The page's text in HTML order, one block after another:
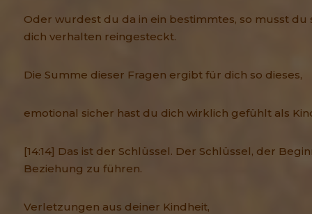
Oder wurdest du da in ein bestimmtes, so musst du
dich verhalten reingesteckt.
Die Summe dieser Fragen ergibt für dich so dieses,
emotional sicher hast du dich wirklich gefühlt als
[14:14] Das ist der Schlüssel. Der Schlüssel, der
Beziehung zu führen.
Verletzungen aus deiner Kindheit,